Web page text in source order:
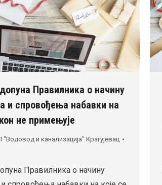
Правилника о начину
и спровођења набавки на
не примењује
"Водовод и канализација" Крагујевац
Правилника о начину